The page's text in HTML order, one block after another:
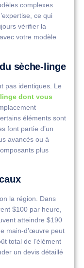
complexes
ce qui
vérifier la
votre modèle
sèche-linge
pas identiques. Le
dont vous
éléments sont
font partie d’un
avancés ou à
plus
la région. Dans
$100 par heure,
atteindre $190
main-d’œuvre peut
total de l’élément
un devis détaillé